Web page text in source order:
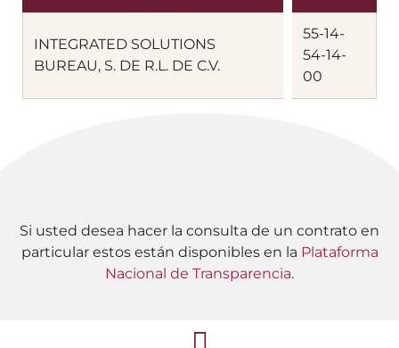
INTEGRATED SOLUTIONS
BUREAU, S. DE R.L. DE C.V.
55-14-
54-14-
00
Si usted desea hacer la consulta de un contrato en
particular estos están disponibles en la Plataforma
Nacional de Transparencia.